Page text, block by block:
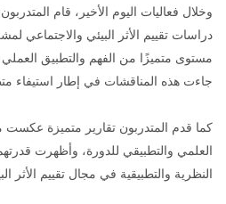
وخلال فعاليات اليوم الأخير، قام
دراسات تقييم الأثر البيئي والاجتماعي
مستوى متميزًا من الفهم والتطبيق العملي
جاءت هذه المناقشات في إطار استيفاء
كما قدم المتدربون تقارير متميزة
العلمي والتطبيقي للدورة، وأظهرت
النظرية والتطبيقية في مجال تقييم الأثر